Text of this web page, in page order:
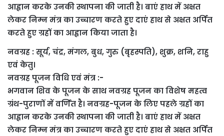
आह्वान करके उनकी स्थापना की जाती है। बाएं हाथ में अक्षत
लेकर निम्न मंत्र का उच्चारण करते हुए दाएं हाथ से अक्षत अर्पित
करते हुए ग्रहों का आह्वान किया जाता है।
नवग्रह : सूर्य, चंद्र, मंगल, बुध, गुरु (बृहस्पति), शुक्र, शनि, राहु
एवं केतु।
नवग्रह पूजन विधि एवं मंत्र :-
भगवान शिव के पूजन के साथ नवग्रह पूजन का विशेष महत्व
ग्रंथ-पुराणों में वर्णित है। नवग्रह-पूजन के लिए पहले ग्रहों का
आह्वान करके उनकी स्थापना की जाती है। बाएं हाथ में अक्षत
लेकर निम्न मंत्र का उच्चारण करते हुए दाएं हाथ से अक्षत अर्पित